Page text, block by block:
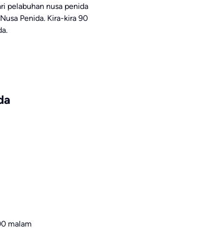
pelabuhan nusa penida
Penida. Kira-kira 90
malam